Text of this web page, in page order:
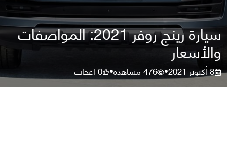
سيارة رينج روفر 2021: المواصفات
والأسعار
8 أكتوبر 2021 •
476مشاهدة•
0اعجاب